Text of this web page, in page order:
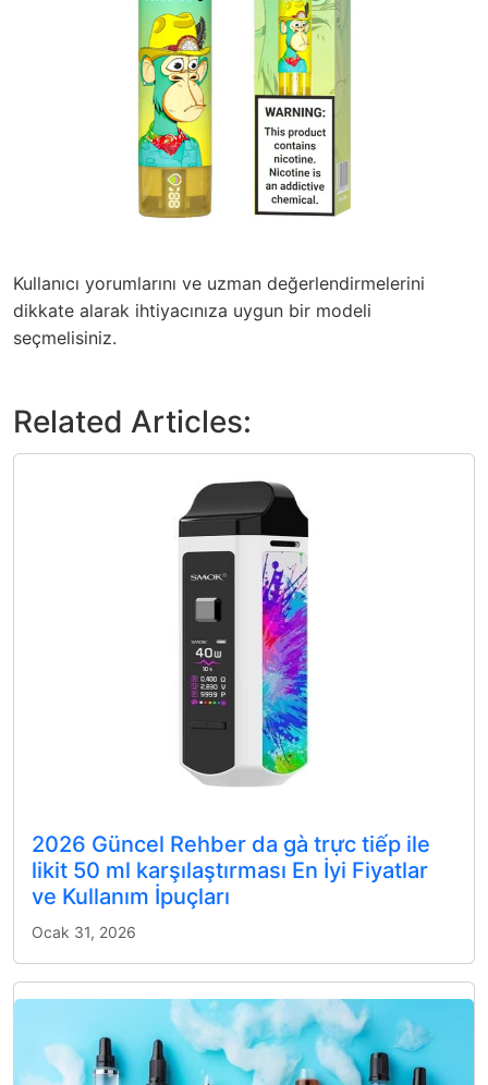
Kullanıcı yorumlarını ve uzman değerlendirmelerini
dikkate alarak ihtiyacınıza uygun bir modeli
seçmelisiniz.
Related Articles:
2026 Güncel Rehber da gà trực tiếp ile
likit 50 ml karşılaştırması En İyi Fiyatlar
ve Kullanım İpuçları
Ocak 31, 2026